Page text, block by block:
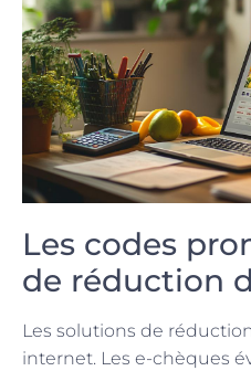
Les codes
de réduction
Les solutions de
internet. Les e-chèques